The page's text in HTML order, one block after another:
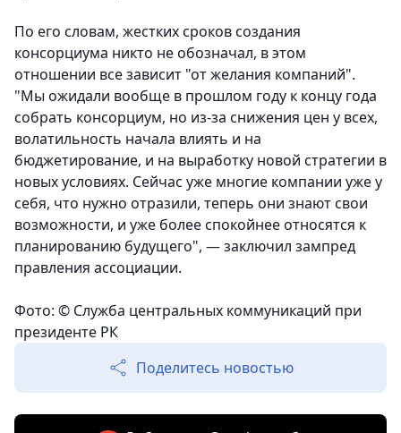
По его словам, жестких сроков создания
консорциума никто не обозначал, в этом
отношении все зависит "от желания компаний".
"Мы ожидали вообще в прошлом году к концу года
собрать консорциум, но из-за снижения цен у всех,
волатильность начала влиять и на
бюджетирование, и на выработку новой стратегии в
новых условиях. Сейчас уже многие компании уже у
себя, что нужно отразили, теперь они знают свои
возможности, и уже более спокойнее относятся к
планированию будущего", — заключил зампред
правления ассоциации.
Фото: © Служба центральных коммуникаций при
президенте РК
Поделитесь новостью